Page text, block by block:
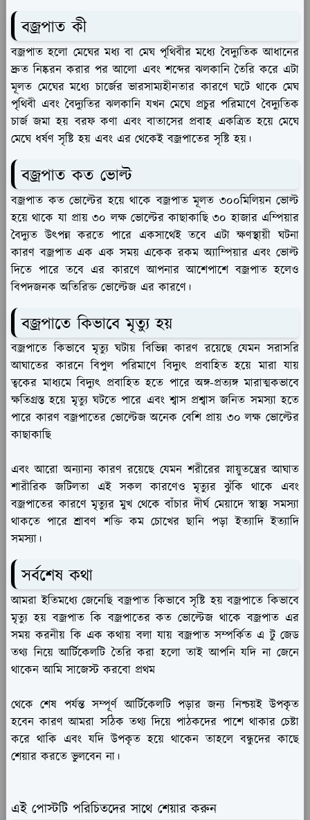
বজ্রপাত কী
বজ্রপাত হলো মেঘের মধ্য বা মেঘ পৃথিবীর মধ্যে বৈদ্যুতিক আধানের
দ্রুত নিষ্করন করার পর আলো এবং শব্দের ঝলকানি তৈরি করে এটা
মূলত মেঘের মধ্যে চার্জের ভারসাম্যহীনতার কারণে ঘটে থাকে মেঘ
পৃথিবী এবং বৈদ্যুতির ঝলকানি যখন মেঘে প্রচুর পরিমাণে বৈদ্যুতিক
চার্জ জমা হয় বরফ কণা এবং বাতাসের প্রবাহ একত্রিত হয়ে মেঘে
মেঘে ধর্ষণ সৃষ্টি হয় এবং এর থেকেই বজ্রপাতের সৃষ্টি হয়।
বজ্রপাত কত ভোল্ট
বজ্রপাত কত ভোল্টের হয়ে থাকে বজ্রপাত মূলত ৩০০মিলিয়ন ভোল্ট
হয়ে থাকে যা প্রায় ৩০ লক্ষ ভোল্টের কাছাকাছি ৩০ হাজার এম্পিয়ার
বৈদ্যুত উৎপন্ন করতে পারে একসাথেই তবে এটা ক্ষণস্থায়ী ঘটনা
কারণ বজ্রপাত এক এক সময় একেক রকম অ্যাম্পিয়ার এবং ভোল্ট
দিতে পারে তবে এর কারণে আপনার আশেপাশে বজ্রপাত হলেও
বিপদজনক অতিরিক্ত ভোল্টেজ এর কারণে।
বজ্রপাতে কিভাবে মৃত্যু হয়
বজ্রপাতে কিভাবে মৃত্যু ঘটায় বিভিন্ন কারণ রয়েছে যেমন সরাসরি
আঘাতের কারনে বিপুল পরিমাণে বিদ্যুৎ প্রবাহিত হয়ে মারা যায়
ত্বকের মাধ্যমে বিদ্যুৎ প্রবাহিত হতে পারে অঙ্গ-প্রত্যঙ্গ মারাত্মকভাবে
ক্ষতিগ্রস্ত হয়ে মৃত্যু ঘটতে পারে এবং শ্বাস প্রশ্বাস জনিত সমস্যা হতে
পারে কারণ বজ্রপাতের ভোল্টেজ অনেক বেশি প্রায় ৩০ লক্ষ ভোল্টের
কাছাকাছি
এবং আরো অন্যান্য কারণ রয়েছে যেমন শরীরের স্নায়ুতন্ত্রের আঘাত
শারীরিক জটিলতা এই সকল কারণেও মৃত্যুর ঝুঁকি থাকে এবং
বজ্রপাতের কারণে মৃত্যুর মুখ থেকে বাঁচার দীর্ঘ মেয়াদে স্বাস্থ্য সমস্যা
থাকতে পারে শ্রাবণ শক্তি কম চোখের ছানি পড়া ইত্যাদি ইত্যাদি
সমস্যা।
সর্বশেষ কথা
আমরা ইতিমধ্যে জেনেছি বজ্রপাত কিভাবে সৃষ্টি হয় বজ্রপাতে কিভাবে
মৃত্যু হয় বজ্রপাত কি বজ্রপাতের কত ভোল্টেজ থাকে বজ্রপাত এর
সময় করনীয় কি এক কথায় বলা যায় বজ্রপাত সম্পর্কিত এ টু জেড
তথ্য নিয়ে আর্টিকেলটি তৈরি করা হলো তাই আপনি যদি না জেনে
থাকেন আমি সাজেস্ট করবো প্রথম
থেকে শেষ পর্যন্ত সম্পূর্ণ আর্টিকেলটি পড়ার জন্য নিশ্চয়ই উপকৃত
হবেন কারণ আমরা সঠিক তথ্য দিয়ে পাঠকদের পাশে থাকার চেষ্টা
করে থাকি এবং যদি উপকৃত হয়ে থাকেন তাহলে বন্ধুদের কাছে
শেয়ার করতে ভুলবেন না।
এই পোস্টটি পরিচিতদের সাথে শেয়ার করুন